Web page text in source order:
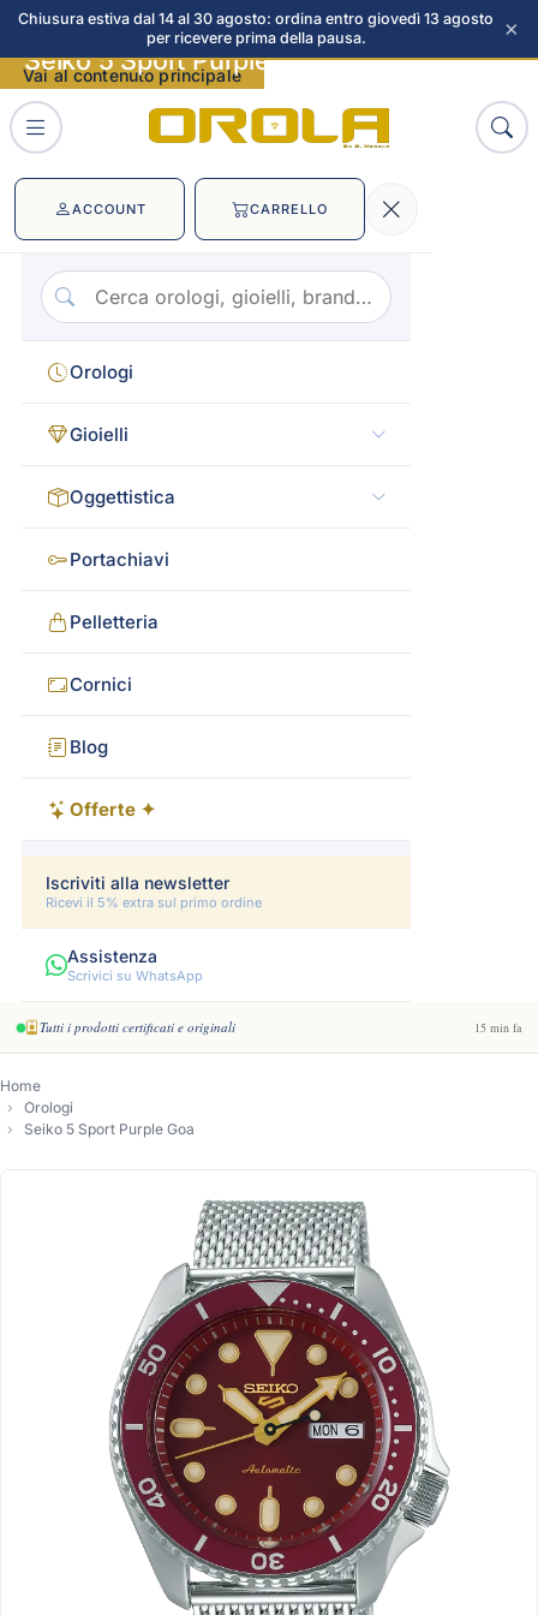
Chiusura estiva dal 14 al 30 agosto: ordina entro giovedì 13 agosto
per ricevere prima della pausa.
×
Vai al contenuto principale
ACCOUNT CARRELLO
Orologi
Gioielli
Oggettistica
Portachiavi
Pelletteria
Cornici
Blog
Offerte ✦
Iscriviti alla newsletter
Ricevi il 5% extra sul primo ordine
Assistenza
Scrivici su WhatsApp
Tutti i prodotti certificati e originali 15 min fa
Home
Orologi
Seiko 5 Sport Purple Goa
Seiko 5 Sport Purple Goa immagini